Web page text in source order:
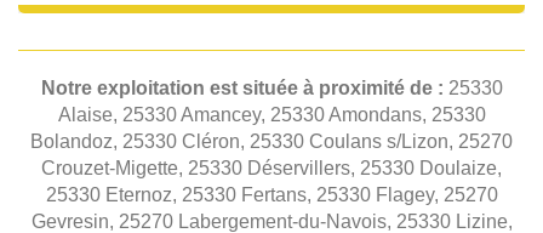
Notre exploitation est située à proximité de : 25330
Alaise, 25330 Amancey, 25330 Amondans, 25330
Bolandoz, 25330 Cléron, 25330 Coulans s/Lizon, 25270
Crouzet-Migette, 25330 Déservillers, 25330 Doulaize,
25330 Eternoz, 25330 Fertans, 25330 Flagey, 25270
Gevresin, 25270 Labergement-du-Navois, 25330 Lizine,